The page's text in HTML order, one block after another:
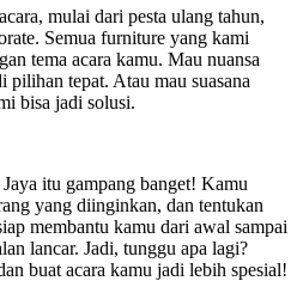
mulai dari pesta ulang tahun,
Semua furniture yang kami
tema acara kamu. Mau nuansa
pilihan tepat. Atau mau suasana
bisa jadi solusi.
itu gampang banget! Kamu
yang diinginkan, dan tentukan
membantu kamu dari awal sampai
lancar. Jadi, tunggu apa lagi?
buat acara kamu jadi lebih spesial!